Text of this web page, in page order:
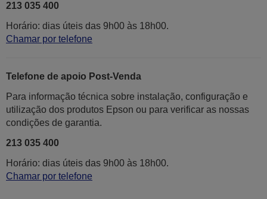
213 035 400
Horário: dias úteis das 9h00 às 18h00.
Chamar por telefone
Telefone de apoio Post-Venda
Para informação técnica sobre instalação, configuração e
utilização dos produtos Epson ou para verificar as nossas
condições de garantia.
213 035 400
Horário: dias úteis das 9h00 às 18h00.
Chamar por telefone